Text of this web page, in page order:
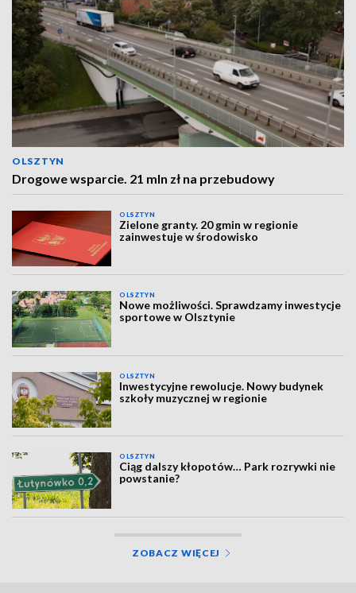
OLSZTYN
Drogowe wsparcie. 21 mln zł na przebudowy
OLSZTYN
Zielone granty. 20 gmin w regionie
zainwestuje w środowisko
OLSZTYN
Nowe możliwości. Sprawdzamy inwestycje
sportowe w Olsztynie
OLSZTYN
Inwestycyjne rewolucje. Nowy budynek
szkoły muzycznej w regionie
OLSZTYN
Ciąg dalszy kłopotów… Park rozrywki nie
powstanie?
ZOBACZ WIĘCEJ